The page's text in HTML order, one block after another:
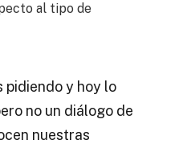
al tipo de
pidiendo y hoy lo
no un diálogo de
nuestras